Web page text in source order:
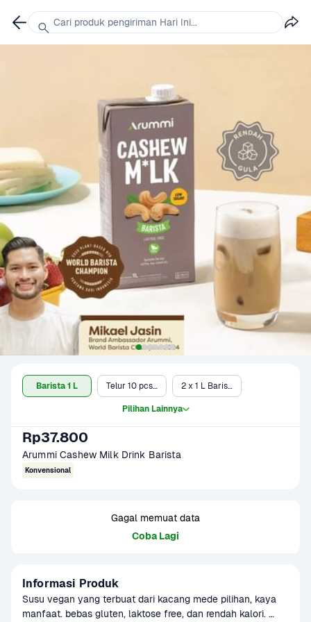
Barista 1 L Telur 10 pcs & Arummi 1L 2 x 1 L Barista
Pilihan Lainnya
Rp37.800
Arummi Cashew Milk Drink Barista
Konvensional
Gagal memuat data
Coba Lagi
Informasi Produk
Susu vegan yang terbuat dari kacang mede pilihan, kaya
manfaat. bebas gluten, laktose free, dan rendah kalori.
Cari produk pengiriman Hari Ini...